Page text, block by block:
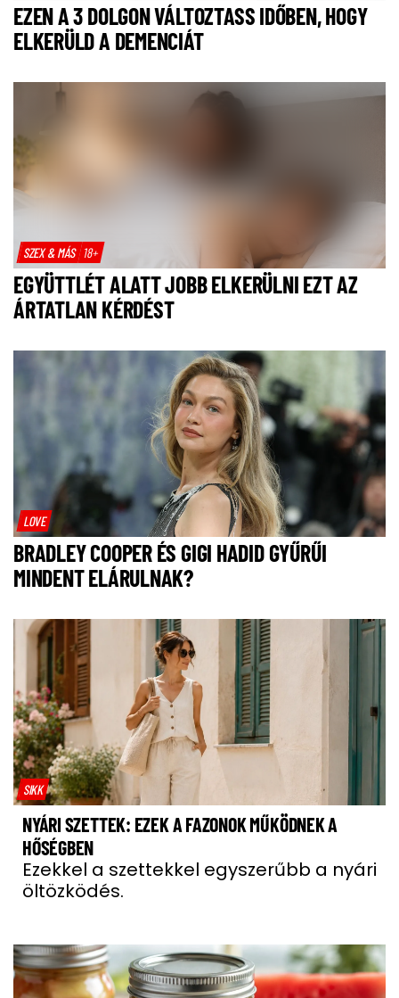
EZEN A 3 DOLGON VÁLTOZTASS IDŐBEN, HOGY
ELKERÜLD A DEMENCIÁT
SZEX & MÁS 18+
EGYÜTTLÉT ALATT JOBB ELKERÜLNI EZT AZ
ÁRTATLAN KÉRDÉST
LOVE
BRADLEY COOPER ÉS GIGI HADID GYŰRŰI
MINDENT ELÁRULNAK?
SIKK
NYÁRI SZETTEK: EZEK A FAZONOK MŰKÖDNEK A
HŐSÉGBEN
Ezekkel a szettekkel egyszerűbb a nyári
öltözködés.